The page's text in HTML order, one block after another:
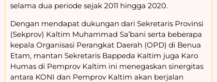
selama dua periode sejak 2011 hingga 2020.
Dengan mendapat dukungan dari Sekretaris Provinsi
(Sekprov) Kaltim Muhammad Sa’bani serta beberapa
kepala Organisasi Perangkat Daerah (OPD) di Benua
Etam, mantan Sekretaris Bappeda Kaltim juga Karo
Humas di Pemprov Kaltim ini menegaskan sinergitas
antara KONI dan Pemprov Kaltim akan berjalan